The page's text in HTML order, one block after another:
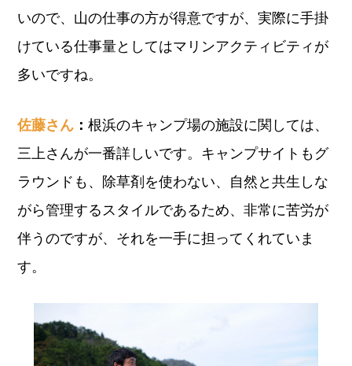
いので、山の仕事の方が得意ですが、実際に手掛
けている仕事量としてはマリンアクティビティが
多いですね。
佐藤さん ：根浜のキャンプ場の施設に関しては、
三上さんが一番詳しいです。キャンプサイトもグ
ラウンドも、除草剤を使わない、自然と共生しな
がら管理するスタイルであるため、非常に苦労が
伴うのですが、それを一手に担ってくれていま
す。